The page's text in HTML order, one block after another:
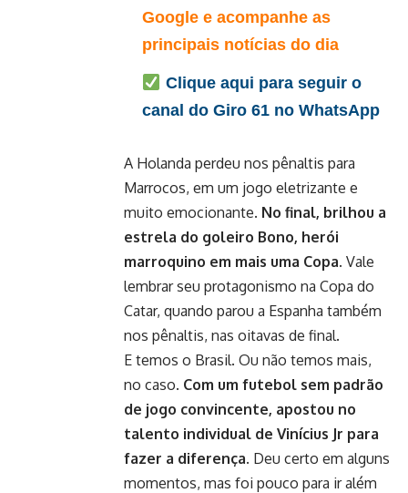
Google e acompanhe as
principais notícias do dia
Clique aqui para seguir o
canal do Giro 61 no WhatsApp
A Holanda perdeu nos pênaltis para
Marrocos, em um jogo eletrizante e
muito emocionante. No final, brilhou a
estrela do goleiro Bono, herói
marroquino em mais uma Copa. Vale
lembrar seu protagonismo na Copa do
Catar, quando parou a Espanha também
nos pênaltis, nas oitavas de final.
E temos o Brasil. Ou não temos mais,
no caso. Com um futebol sem padrão
de jogo convincente, apostou no
talento individual de Vinícius Jr para
fazer a diferença. Deu certo em alguns
momentos, mas foi pouco para ir além